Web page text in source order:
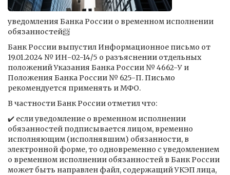
уведомления Банка России о временном исполнении
обязанностей📨
Банк России выпустил Информационное письмо от
19.01.2024 № ИН-02-14/5 о разъяснении отдельных
положений Указания Банка России № 4662-У и
Положения Банка России № 625-П. Письмо
рекомендуется применять и МФО.
В частности Банк России отметил что:
✔️ если уведомление о временном исполнении
обязанностей подписывается лицом, временно
исполняющим (исполнявшим) обязанности, в
электронной форме, то одновременно с уведомлением
о временном исполнении обязанностей в Банк России
может быть направлен файл, содержащий УКЭП лица,